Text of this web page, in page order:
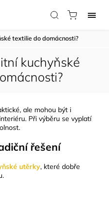
textilie do domácnosti?
kuchyňské
ale mohou být i
Při výběru se vyplatí
řešení
utěrky, které dobře